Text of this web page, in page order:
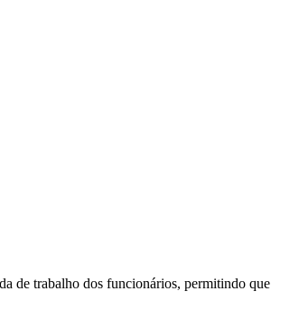
de trabalho dos funcionários, permitindo que